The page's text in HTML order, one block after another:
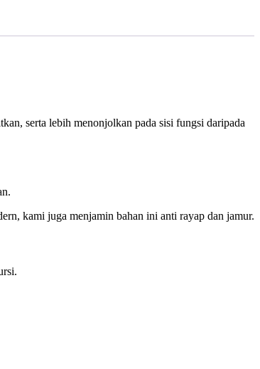
serta lebih menonjolkan pada sisi fungsi daripada
kami juga menjamin bahan ini anti rayap dan jamur.